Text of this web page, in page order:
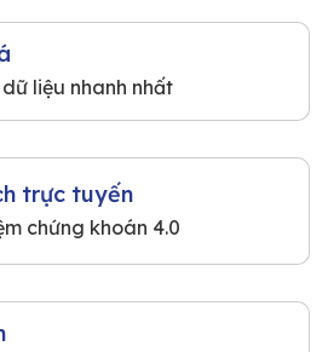
liệu nhanh nhất
trực tuyến
chứng khoán 4.0